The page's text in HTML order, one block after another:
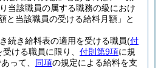
当該職員の属する職務の級におけ
と当該職員の受ける給料月額」と
続き給料表の適用を受ける職員(付
ける職員に限り、 付則第9項に規
って、 同項の規定による給料を支